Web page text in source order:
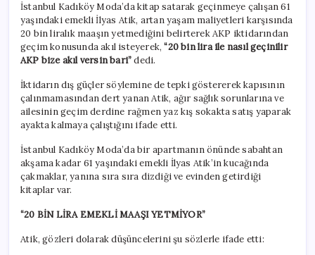
yaşındaki
emekli
geçim
için
‘AKP
akıl
versin
İstanbul Kadıköy Moda’da kitap satarak geçinmeye çalışan 61
yaşındaki emekli İlyas Atik, artan yaşam maliyetleri karşısında
20 bin liralık maaşın yetmediğini belirterek AKP iktidarından
geçim konusunda akıl isteyerek,“20 bin lira ile nasıl geçinilir
AKP bize akıl versin bari”dedi.
İktidarın dış güçler söylemine de tepki göstererek kapısının
çalınmamasından dert yanan Atik, ağır sağlık sorunlarına ve
ailesinin geçim derdine rağmen yaz kış sokakta satış yaparak
ayakta kalmaya çalıştığını ifade etti.
İstanbul Kadıköy Moda’da bir apartmanın önünde sabahtan
akşama kadar 61 yaşındaki emekli İlyas Atik’in kucağında
çakmaklar, yanına sıra sıra dizdiği ve evinden getirdiği
kitaplar var.
“20 BİN LİRA EMEKLİ MAAŞI YETMİYOR”
Atik, gözleri dolarak düşüncelerini şu sözlerle ifade etti: